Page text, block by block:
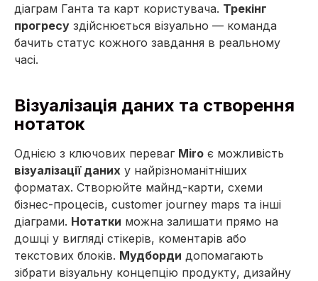
діаграм Ганта та карт користувача. Трекінг
прогресу здійснюється візуально — команда
бачить статус кожного завдання в реальному
часі.
Візуалізація даних та створення
нотаток
Однією з ключових переваг Miro є можливість
візуалізації даних у найрізноманітніших
форматах. Створюйте майнд-карти, схеми
бізнес-процесів, customer journey maps та інші
діаграми. Нотатки можна залишати прямо на
дошці у вигляді стікерів, коментарів або
текстових блоків. Мудборди допомагають
зібрати візуальну концепцію продукту, дизайну